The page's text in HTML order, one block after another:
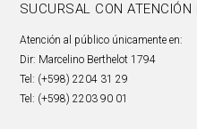
SUCURSAL CON ATENCIÓN
Atención al público únicamente en:
Dir: Marcelino Berthelot 1794
Tel: (+598) 2204 31 29
Tel: (+598) 2203 90 01